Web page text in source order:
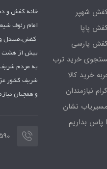
کفش شهپر
پاپا
کفش پارسی
خرید ترب
خرید کالا
نیازمندان
نشان
پاس بداریم
خانه کفش و
امام رئوف
کفش،صندل
بیش از هشت
به مردم
شریف کشور
و همچنان